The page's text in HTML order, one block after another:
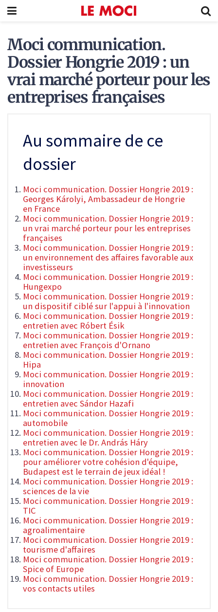
Moci communication.
Dossier Hongrie 2019 : un
vrai marché porteur pour les
entreprises françaises
Au sommaire de ce
dossier
Moci communication. Dossier Hongrie 2019 :
Georges Károlyi, Ambassadeur de Hongrie
en France
Moci communication. Dossier Hongrie 2019 :
un vrai marché porteur pour les entreprises
françaises
Moci communication. Dossier Hongrie 2019 :
un environnement des affaires favorable aux
investisseurs
Moci communication. Dossier Hongrie 2019 :
Hungexpo
Moci communication. Dossier Hongrie 2019 :
un dispositif ciblé sur l'appui à l'innovation
Moci communication. Dossier Hongrie 2019 :
entretien avec Róbert Ésik
Moci communication. Dossier Hongrie 2019 :
entretien avec François d'Ornano
Moci communication. Dossier Hongrie 2019 :
Hipa
Moci communication. Dossier Hongrie 2019 :
innovation
Moci communication. Dossier Hongrie 2019 :
entretien avec Sándor Hazafi
Moci communication. Dossier Hongrie 2019 :
automobile
Moci communication. Dossier Hongrie 2019 :
entretien avec le Dr. András Háry
Moci communication. Dossier Hongrie 2019 :
pour améliorer votre cohésion d'équipe,
Budapest est le terrain de jeux idéal !
Moci communication. Dossier Hongrie 2019 :
sciences de la vie
Moci communication. Dossier Hongrie 2019 :
TIC
Moci communication. Dossier Hongrie 2019 :
agroalimentaire
Moci communication. Dossier Hongrie 2019 :
tourisme d'affaires
Moci communication. Dossier Hongrie 2019 :
Spice of Europe
Moci communication. Dossier Hongrie 2019 :
vos contacts utiles